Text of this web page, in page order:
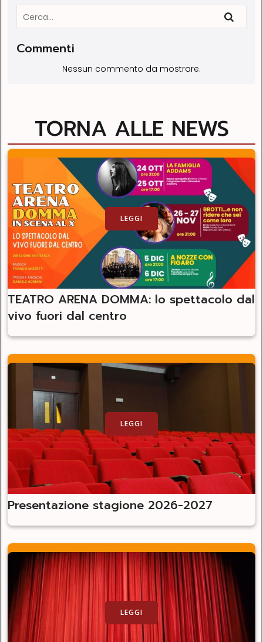
Commenti
Nessun commento da mostrare.
TORNA ALLE NEWS
LEGGI
TEATRO ARENA DOMMA: lo spettacolo dal
vivo fuori dal centro
LEGGI
Presentazione stagione 2026-2027
LEGGI